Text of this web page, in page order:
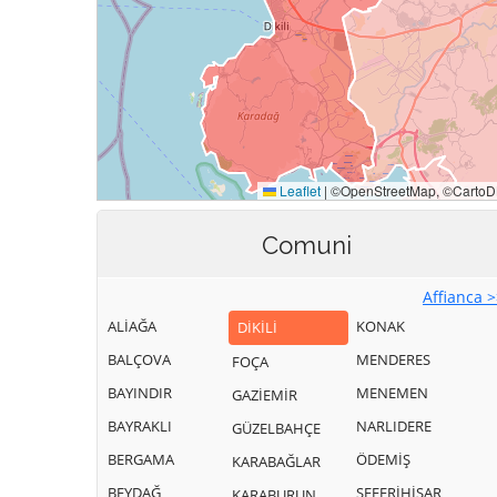
Comuni
Affianca
ALİAĞA
BALÇOVA
BAYINDIR
BAYRAKLI
BERGAMA
BEYDAĞ
DİKİLİ
FOÇA
GAZİEMİR
GÜZELBAHÇE
KARABAĞLAR
KONAK
MENDERES
MENEMEN
NARLIDERE
ÖDEMİŞ
SEFERİHİSAR